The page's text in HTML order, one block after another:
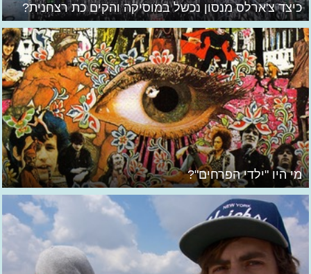
כיצד צ'ארלס מנסון נכשל במוסיקה והקים כת רצחנית?
מי היו "ילדי הפרחים"?